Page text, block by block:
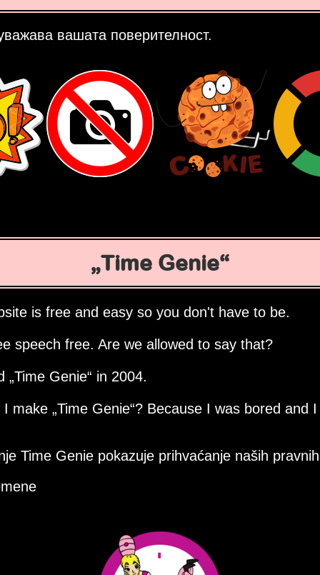
вашата поверителност.
Time Genie
is free and easy so you don't have to be.
speech free. Are we allowed to say that?
Time Genie in 2004.
I make Time Genie ? Because I was bored and
Time Genie pokazuje prihvaćanje naših